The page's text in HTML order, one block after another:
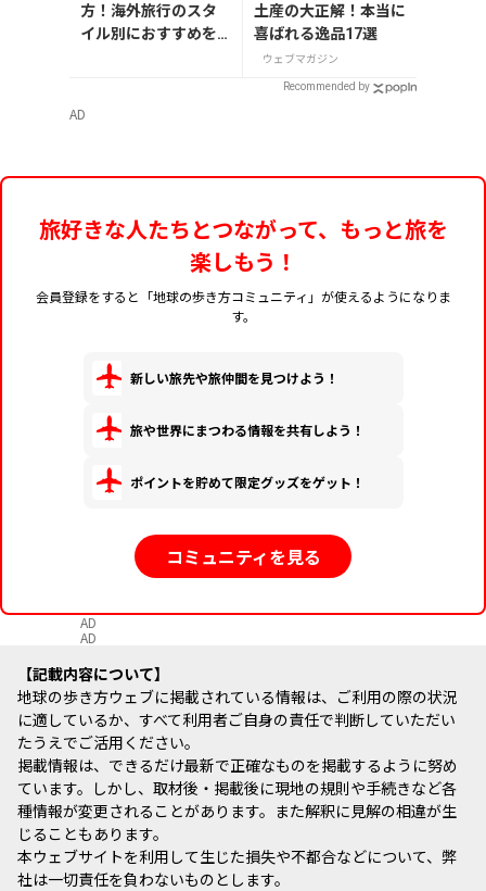
方！海外旅行のスタ
イル別におすすめを
土産の大正解！本当に
喜ばれる逸品17選
ウェブマガジン
Recommended by
AD
旅好きな人たちとつながって、もっと旅を
楽しもう！
会員登録をすると「地球の歩き方コミュニティ」が使えるようになりま
す。
新しい旅先や旅仲間を見つけよう！
旅や世界にまつわる情報を共有しよう！
ポイントを貯めて限定グッズをゲット！
コミュニティを見る
AD
AD
記載内容について
地球の歩き方ウェブに掲載されている情報は、ご利用の際の状況
に適しているか、すべて利用者ご自身の責任で判断していただい
たうえでご活用ください。
掲載情報は、できるだけ最新で正確なものを掲載するように努め
ています。しかし、取材後・掲載後に現地の規則や手続きなど各
種情報が変更されることがあります。また解釈に見解の相違が生
じることもあります。
本ウェブサイトを利用して生じた損失や不都合などについて、弊
社は一切責任を負わないものとします。